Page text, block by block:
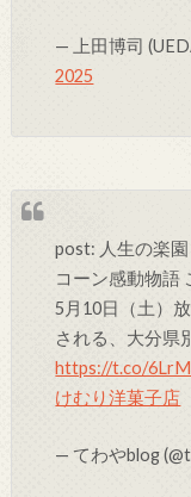
— 上田博司
2025
post: 人生の楽
コーン感動物語
5月10日（土）
される、大分県
https://t.co/
けむり洋菓子店
— てわやblog